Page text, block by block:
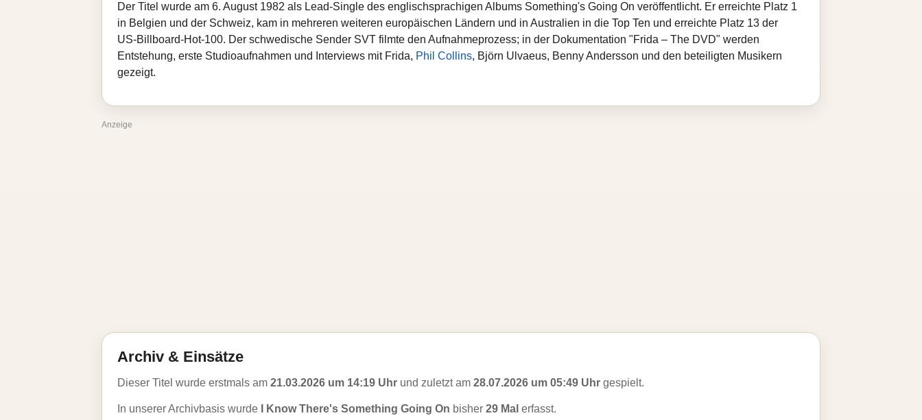
Der Titel wurde am 6. August 1982 als Lead‑Single des englischsprachigen Albums Something's Going On veröffentlicht. Er erreichte Platz 1
in Belgien und der Schweiz, kam in mehreren weiteren europäischen Ländern und in Australien in die Top Ten und erreichte Platz 13 der
US‑Billboard‑Hot‑100. Der schwedische Sender SVT filmte den Aufnahmeprozess; in der Dokumentation "Frida – The DVD" werden
Entstehung, erste Studioaufnahmen und Interviews mit Frida, Phil Collins, Björn Ulvaeus, Benny Andersson und den beteiligten Musikern
gezeigt.
Anzeige
Archiv & Einsätze
Dieser Titel wurde erstmals am 21.03.2026 um 14:19 Uhr und zuletzt am 28.07.2026 um 05:49 Uhr gespielt.
In unserer Archivbasis wurde I Know There's Something Going On bisher 29 Mal erfasst.